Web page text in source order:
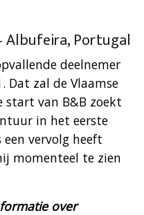
Albufeira, Portugal
deelnemer
Dat zal de Vlaamse
start van B&B zoekt
in het eerste
een vervolg heeft
momenteel te zien
over